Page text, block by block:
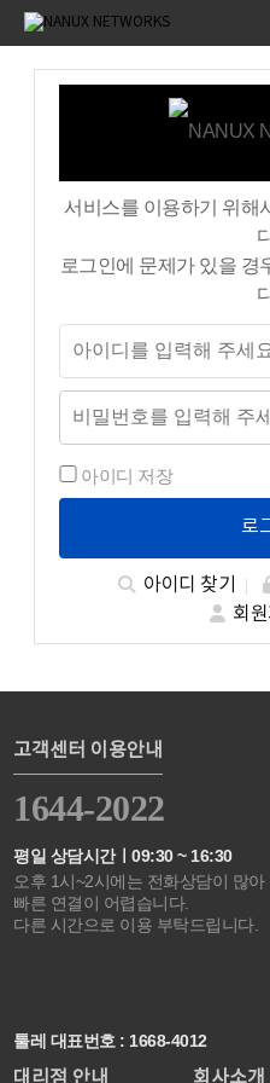
서비스를 이용하기 위해
로그인에 문제가 있을 경
아이디 저장
로
아이디 찾기
회
고객센터 이용안내
1644-2022
평일 상담시간ㅣ09:30 ~ 16:30
오후 1시~2시에는 전화상담이 많아
빠른 연결이 어렵습니다.
다른 시간으로 이용 부탁드립니다.
툴레 대표번호 : 1668-4012
대리점 안내 회사소개